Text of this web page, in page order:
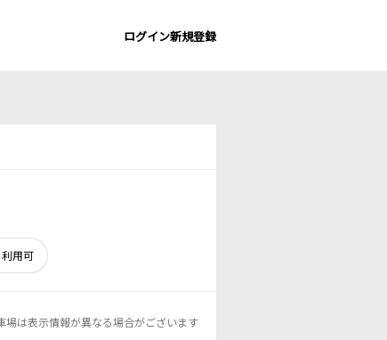
ログイン新規登録
用可
は表示情報が異なる場合がございます